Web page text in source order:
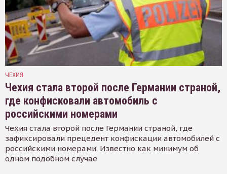
ЧЕХИЯ
Чехия стала второй после Германии страной,
где конфисковали автомобиль с
российскими номерами
Чехия стала второй после Германии страной, где
зафиксировали прецедент конфискации автомобилей с
российскими номерами. Известно как минимум об
одном подобном случае